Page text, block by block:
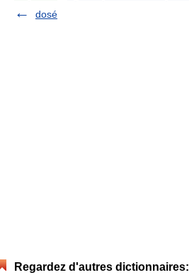
dosé
Regardez d'autres dictionnaires: